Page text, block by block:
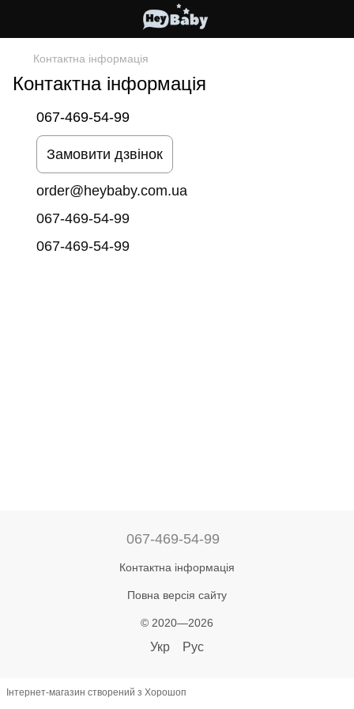
Контактна інформація
Контактна інформація
067-469-54-99
Замовити дзвінок
order@heybaby.com.ua
067-469-54-99
067-469-54-99
067-469-54-99
Контактна інформація
Повна версія сайту
© 2020—2026
Укр Рус
Інтернет-магазин створений з Хорошоп